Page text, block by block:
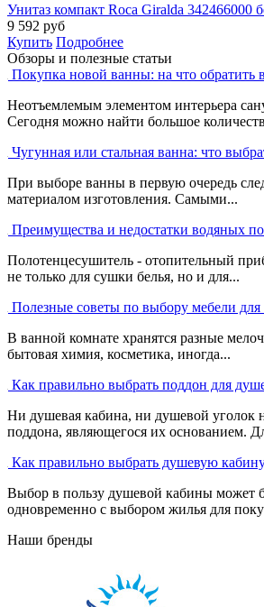
Унитаз компакт Roca Giralda 342466000
9 592 руб
Купить Подробнее
Обзоры и полезные статьи
Покупка новой ванны: на что обратить
Неотъемлемым элементом интерьера
Сегодня можно найти большое
Чугунная или стальная ванна: что
При выборе ванны в первую очередь
материалом изготовления. Самыми...
Преимущества и недостатки водяных
Полотенцесушитель - отопительный
не только для сушки белья, но и для...
Полезные советы по выбору мебели для
В ванной комнате хранятся разные
бытовая химия, косметика, иногда...
Как правильно выбрать поддон для
Ни душевая кабина, ни душевой уголок
поддона, являющегося их основанием.
Как правильно выбрать душевую
Выбор в пользу душевой кабины может
одновременно с выбором жилья для
Наши бренды